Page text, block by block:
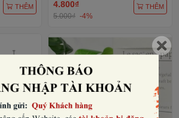
THÊM 4.800₫
5.000₫ -4%
THÊM